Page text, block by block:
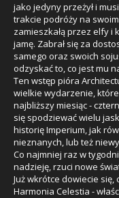
jako jedyny przeżył i
trakcie podróży na
zamieszkałą przez elfy i
jamę. Zabrał się za
samego oraz swoich
odzyskać to, co jest mu
Ten wstęp pióra
wielkie wydarzenie,
najbliższy miesiąc -
się spodziewać wielu
historię Imperium, jak
nieznanych, lub też
Co najmniej raz w
nadzieję, rzuci nowe
Już wkrótce dowiecie
Harmonia Celestia -